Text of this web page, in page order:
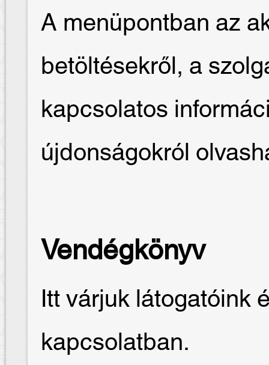
A menüpontban az
betöltésekről, a
kapcsolatos
újdonságokról
Vendégkönyv
Itt várjuk látogatóink
kapcsolatban.